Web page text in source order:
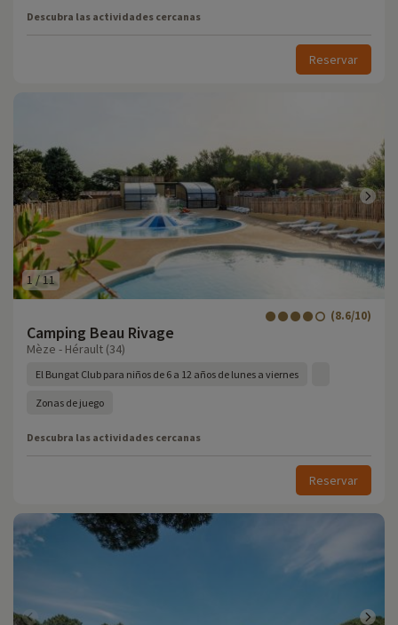
Descubra las actividades cercanas
Reservar
1 /11
Camping Beau Rivage
(8.6/10)
Mèze - Hérault (34)
El Bungat Club para niños de 6 a 12 años de lunes a viernes
Zonas de juego
Descubra las actividades cercanas
Reservar